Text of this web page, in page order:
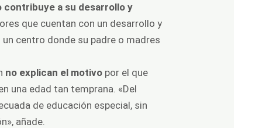
contribuye a su desarrollo y
que cuentan con un desarrollo y
centro donde su padre o madres
no explican el motivo por el que
una edad tan temprana. «Del
de educación especial, sin
añade.